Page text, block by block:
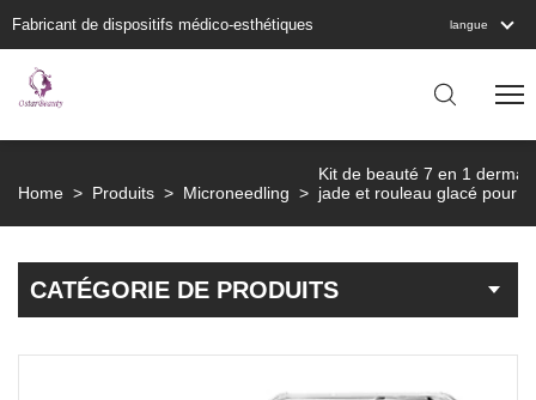
Fabricant de dispositifs médico-esthétiques langue
Home > Produits > Microneedling >
Kit de beauté 7 en 1
jade et rouleau glacé pour
CATÉGORIE DE PRODUITS